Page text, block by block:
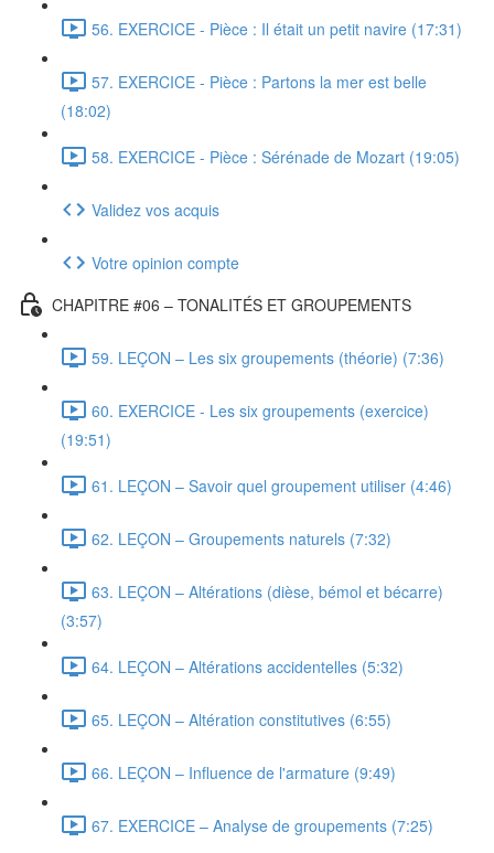
56. EXERCICE - Pièce : Il était un petit navire (17:31)
57. EXERCICE - Pièce : Partons la mer est belle
(18:02)
58. EXERCICE - Pièce : Sérénade de Mozart (19:05)
Validez vos acquis
Votre opinion compte
CHAPITRE #06 – TONALITÉS ET GROUPEMENTS
59. LEÇON – Les six groupements (théorie) (7:36)
60. EXERCICE - Les six groupements (exercice)
(19:51)
61. LEÇON – Savoir quel groupement utiliser (4:46)
62. LEÇON – Groupements naturels (7:32)
63. LEÇON – Altérations (dièse, bémol et bécarre)
(3:57)
64. LEÇON – Altérations accidentelles (5:32)
65. LEÇON – Altération constitutives (6:55)
66. LEÇON – Influence de l'armature (9:49)
67. EXERCICE – Analyse de groupements (7:25)